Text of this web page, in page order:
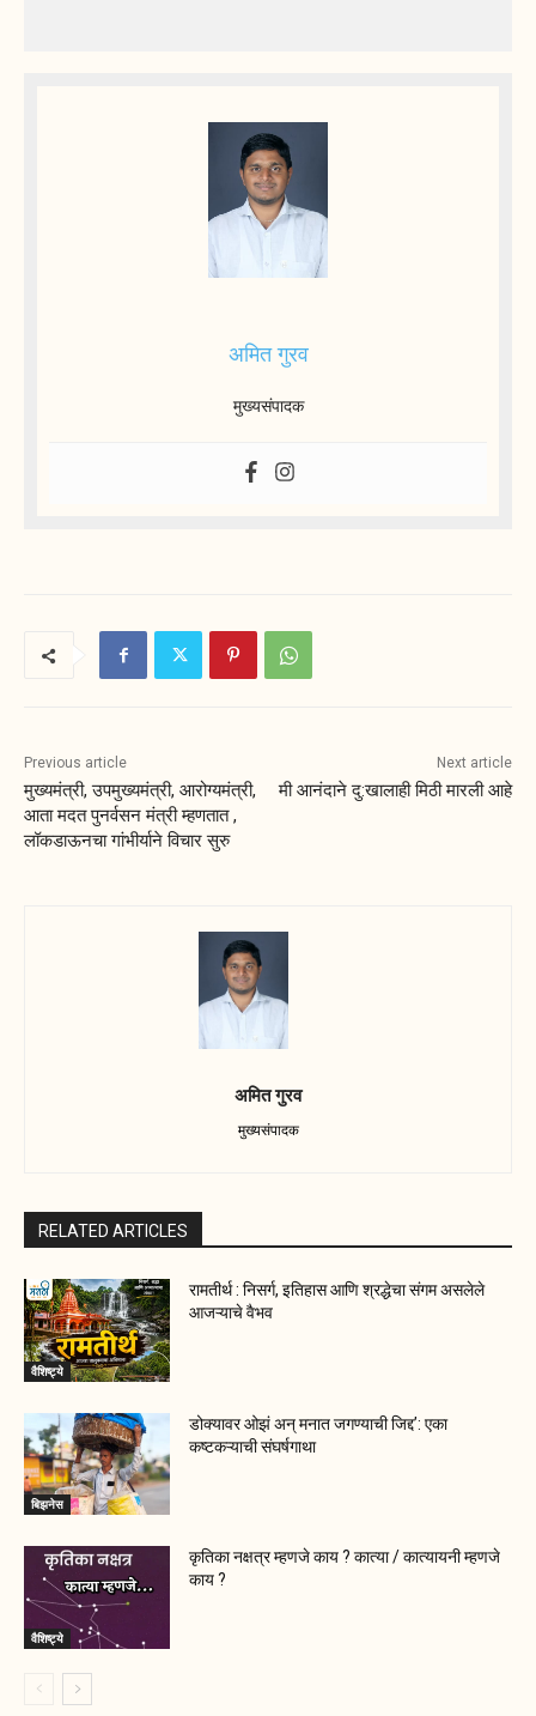
अमित गुरव
मुख्यसंपादक
Previous article
मुख्यमंत्री, उपमुख्यमंत्री, आरोग्यमंत्री,
आता मदत पुनर्वसन मंत्री म्हणतात ,
लॉकडाऊनचा गांभीर्याने विचार सुरु
Next article
मी आनंदाने दु:खालाही मिठी मारली आहे
अमित गुरव
मुख्यसंपादक
RELATED ARTICLES
वैशिष्ट्ये
रामतीर्थ : निसर्ग, इतिहास आणि श्रद्धेचा संगम असलेले
आजऱ्याचे वैभव
बिझनेस
डोक्यावर ओझं अन् मनात जगण्याची जिद्द’: एका
कष्टकऱ्याची संघर्षगाथा
वैशिष्ट्ये
कृतिका नक्षत्र म्हणजे काय ? कात्या / कात्यायनी म्हणजे
काय ?